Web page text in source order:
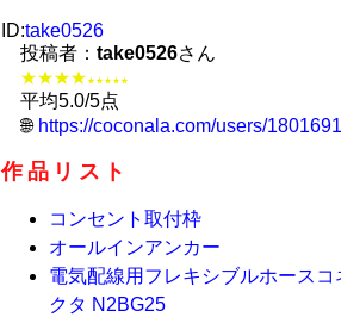
ID:take0526
投稿者： take0526さん
★★★★ ★★★★★
平均5.0/5点
https://coconala.com/users/1801691
作品リスト
コンセント取付枠
オールインアンカー
電気配線用フレキシブルホースコ
クタ N2BG25